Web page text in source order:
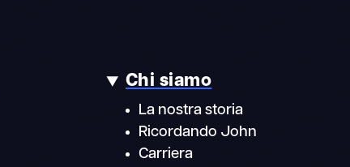
Chi siamo
La nostra storia
Ricordando John
Carriera